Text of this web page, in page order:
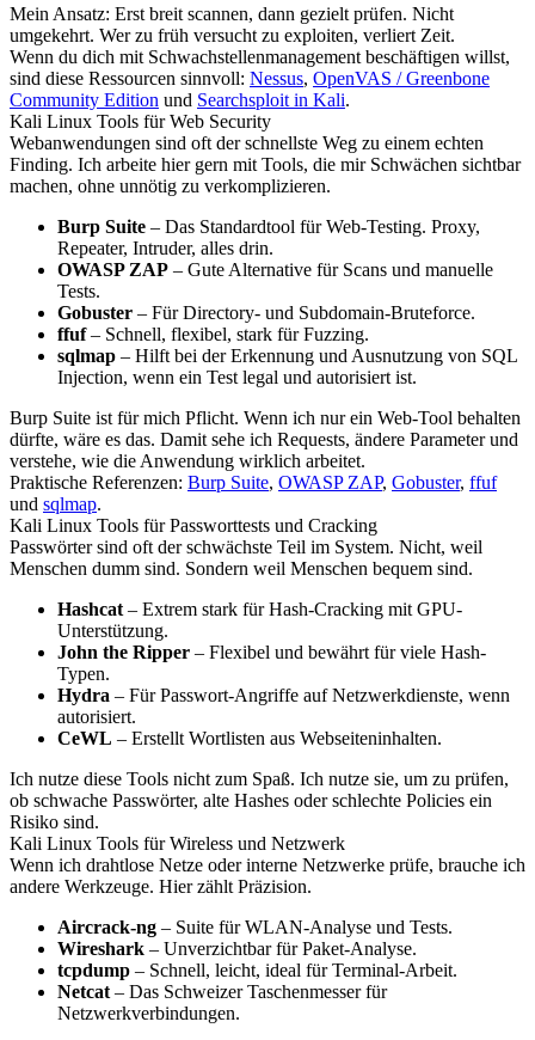
Mein Ansatz: Erst breit scannen, dann gezielt prüfen. Nicht
umgekehrt. Wer zu früh versucht zu exploiten, verliert Zeit.
Wenn du dich mit Schwachstellenmanagement beschäftigen willst,
sind diese Ressourcen sinnvoll: Nessus, OpenVAS / Greenbone
Community Edition und Searchsploit in Kali.
Kali Linux Tools für Web Security
Webanwendungen sind oft der schnellste Weg zu einem echten
Finding. Ich arbeite hier gern mit Tools, die mir Schwächen sichtbar
machen, ohne unnötig zu verkomplizieren.
Burp Suite – Das Standardtool für Web-Testing. Proxy,
Repeater, Intruder, alles drin.
OWASP ZAP – Gute Alternative für Scans und manuelle
Tests.
Gobuster – Für Directory- und Subdomain-Bruteforce.
ffuf– Schnell, flexibel, stark für Fuzzing.
sqlmap – Hilft bei der Erkennung und Ausnutzung von SQL
Injection, wenn ein Test legal und autorisiert ist.
Burp Suite ist für mich Pflicht. Wenn ich nur ein Web-Tool behalten
dürfte, wäre es das. Damit sehe ich Requests, ändere Parameter und
verstehe, wie die Anwendung wirklich arbeitet.
Praktische Referenzen: Burp Suite, OWASP ZAP, Gobuster, ffuf
und sqlmap.
Kali Linux Tools für Passworttests und Cracking
Passwörter sind oft der schwächste Teil im System. Nicht, weil
Menschen dumm sind. Sondern weil Menschen bequem sind.
Hashcat – Extrem stark für Hash-Cracking mit GPU-
Unterstützung.
John the Ripper – Flexibel und bewährt für viele Hash-
Typen.
Hydra – Für Passwort-Angriffe auf Netzwerkdienste, wenn
autorisiert.
CeWL – Erstellt Wortlisten aus Webseiteninhalten.
Ich nutze diese Tools nicht zum Spaß. Ich nutze sie, um zu prüfen,
ob schwache Passwörter, alte Hashes oder schlechte Policies ein
Risiko sind.
Kali Linux Tools für Wireless und Netzwerk
Wenn ich drahtlose Netze oder interne Netzwerke prüfe, brauche ich
andere Werkzeuge. Hier zählt Präzision.
Aircrack-ng – Suite für WLAN-Analyse und Tests.
Wireshark – Unverzichtbar für Paket-Analyse.
tcpdump – Schnell, leicht, ideal für Terminal-Arbeit.
Netcat – Das Schweizer Taschenmesser für
Netzwerkverbindungen.